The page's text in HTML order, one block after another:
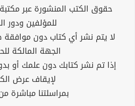
حقوق الكتب المنشورة عبر
للمؤلفين ودور
لا يتم نشر أي كتاب دون
الجهة المالكة
إذا تم نشر كتابك دون علمك أو
لإيقاف عرض
بمراسلتنا مباشرة